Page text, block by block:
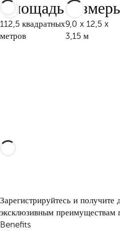
Площадь
112,5 квадратных
метров
9,0 x 12,5 x
3,15 м
Зарегистрируйтесь и получите
эксклюзивным
Benefits